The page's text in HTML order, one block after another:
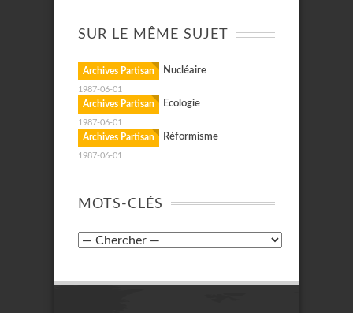
SUR LE MÊME SUJET
Archives Partisan Nucléaire
1987-06-01
Archives Partisan Ecologie
1987-06-01
Archives Partisan Réformisme
1987-06-01
MOTS-CLÉS